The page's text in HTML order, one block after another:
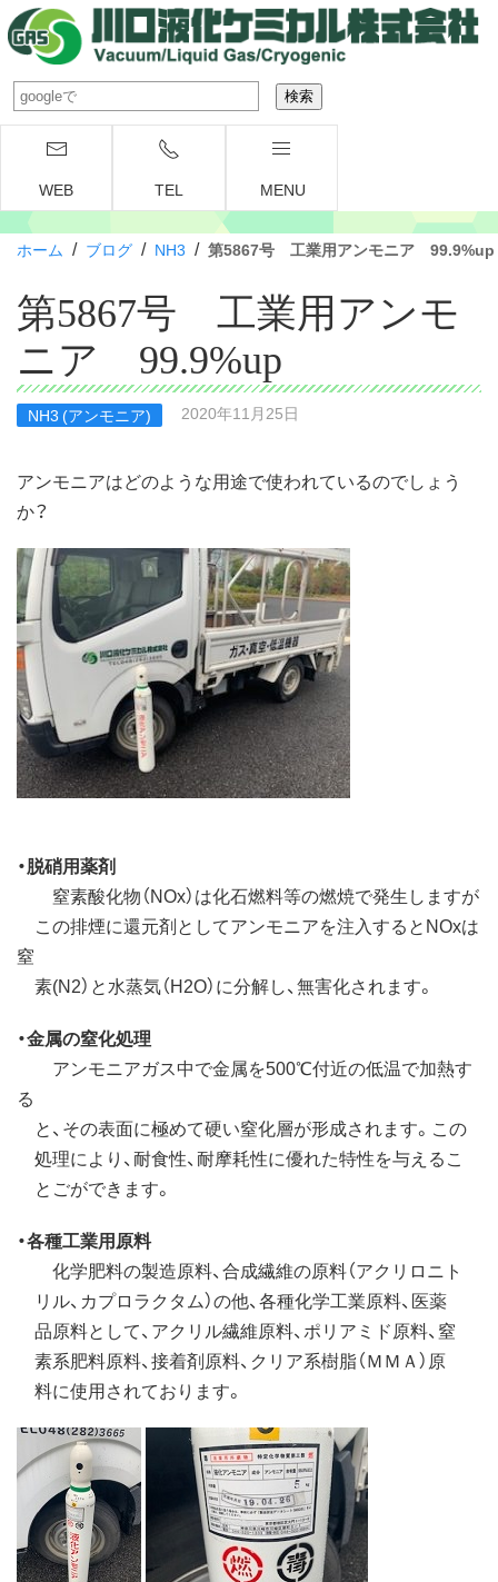
WEB TEL MENU
ホーム / ブログ / NH3 / 第5867号 工業用アンモニア 99.9%up
第5867号 工業用アンモ
ニア 99.9%up
NH3 (アンモニア) 2020年11月25日
アンモニアはどのような用途で使われているのでしょう
か？
・脱硝用薬剤
窒素酸化物（NOx）は化石燃料等の燃焼で発生しますが
この排煙に還元剤としてアンモニアを注入するとNOxは
窒
素(N2）と水蒸気（H2O）に分解し、無害化されます。
・金属の窒化処理
アンモニアガス中で金属を500℃付近の低温で加熱す
る
と、その表面に極めて硬い窒化層が形成されます。この
処理により、耐食性、耐摩耗性に優れた特性を与えるこ
とごができます。
・各種工業用原料
化学肥料の製造原料、合成繊維の原料（アクリロニト
リル、カプロラクタム）の他、各種化学工業原料、医薬
品原料として、アクリル繊維原料、ポリアミド原料、窒
素系肥料原料、接着剤原料、クリア系樹脂（ＭＭＡ）原
料に使用されております。